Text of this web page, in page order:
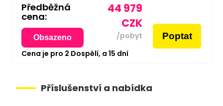
Předběžná
cena:
Obsazeno
44 979
CZK
/pobyt Poptat
Cena je pro 2 Dospělí, a 15 dní
Příslušenství a nabídka